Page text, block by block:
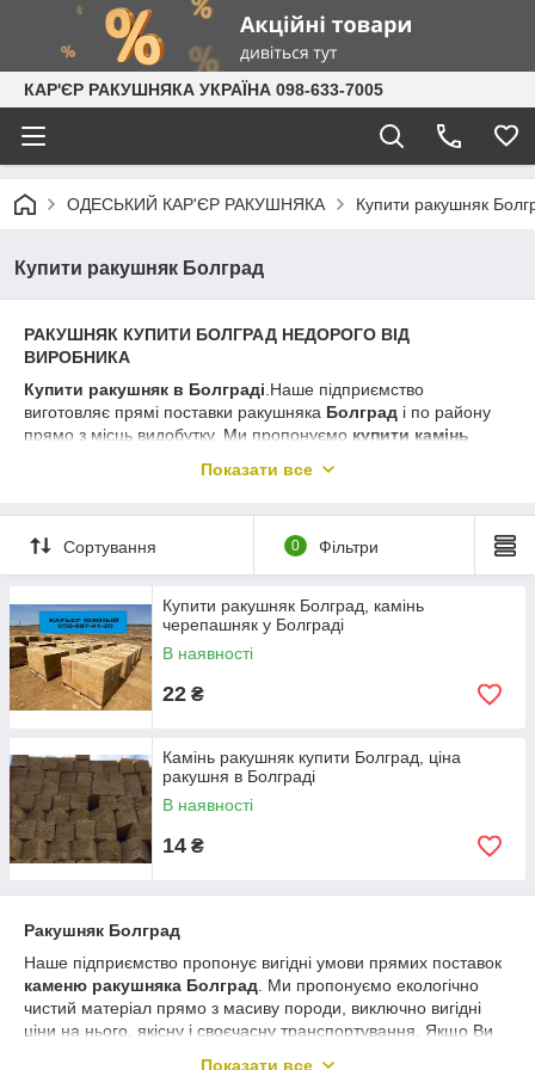
КАР'ЄР РАКУШНЯКА УКРАЇНА 098-633-7005
ОДЕСЬКИЙ КАР'ЄР РАКУШНЯКА Купити ракушняк
Купити ракушняк Болград
РАКУШНЯК КУПИТИ БОЛГРАД НЕДОРОГО ВІД
ВИРОБНИКА
Купити ракушняк в Болграді .Наше підприємство
виготовляє прямі поставки ракушняка Болград і по району
прямо з місць видобутку. Ми пропонуємо купити камінь
це означає: доступна ціна, широкий асортимент марок, будь
Від ряду компаній-конкурентів
підприємство одеський
кар'єр «Південний»
відрізняє лояльний підхід до
ціноутворення. Сьогодні ціна на ракушняк класичних марок
(М-35, 25) не виходить за позначку 9 грн., а елітних марок –
за 11 грн. Враховуючи високі показники якості продукції, які
ми гарантуємо, такі ціни більш ніж конкурентні сьогодні.
Продаж ракушняка передбачає послугу прямої доставки на
об'єкт. В цьому випадку ціна доставки коригується
ділянки клієнта і т. д.
Купити ракушняк або дізнатися вартість планованого
замовлення Ви можете, виходячи з алгоритмів:
Ви телефонуєте та отримуєте докладні відповіді на свої
питання.
Показати все
Сортування 0 Фільтри
Купити ракушняк Болград, камінь
черепашняк у Болграді
В наявності
22 ₴
Камінь ракушняк купити Болград, ціна
ракушня в Болграді
В наявності
14 ₴
Ракушняк Болград
Наше підприємство пропонує вигідні умови прямих поставок
каменю ракушняка Болград . Ми пропонуємо екологічно
чистий матеріал прямо з масиву породи, виключно вигідні
ціни на нього, якісну і своєчасну транспортування. Якщо Ви
Показати все